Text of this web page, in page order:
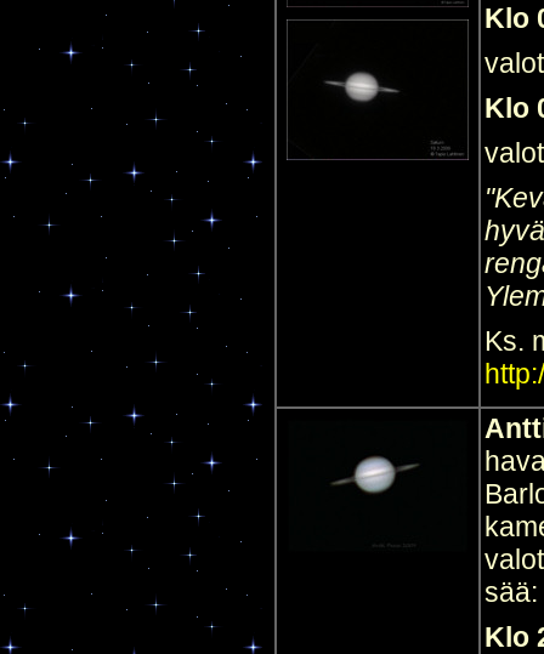
Klo
Klo
Ks.
sää:
Klo